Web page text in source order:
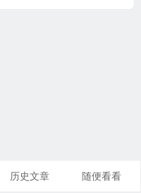
历史文章 随便看看